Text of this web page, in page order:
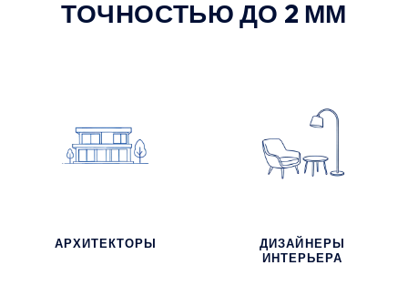
ТОЧНОСТЬЮ ДО 2 ММ
АРХИТЕКТОРЫ
ДИЗАЙНЕРЫ
ИНТЕРЬЕРА